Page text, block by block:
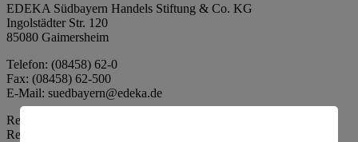
EDEKA Südbayern Handels Stiftung & Co. KG
Ingolstädter Str. 120
85080 Gaimersheim
Telefon: (08458) 62-0
Fax: (08458) 62-500
E-Mail: suedbayern@edeka.de
Registergericht: Amtsgericht Ingolstadt
Registernummer: HRA 3325